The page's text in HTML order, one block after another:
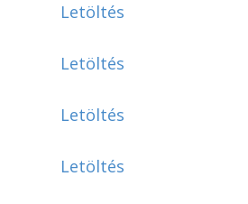
Letöltés
Letöltés
Letöltés
Letöltés